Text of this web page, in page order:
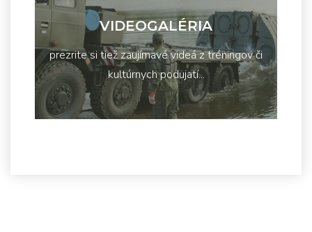
VIDEOGALÉRIA
prezrite si tiež zaujímavé videá z tréningov či
kultúrnych podujatí...